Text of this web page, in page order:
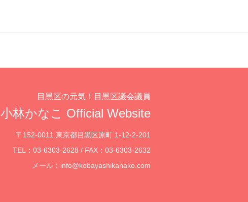
目黒区の元気！目黒区議会議員
小林かなこ Official Website
〒152-0011 東京都目黒区原町 1-12-2-201
TEL：03-6303-2628 / FAX：03-6303-2632
メール： info@kobayashikanako.com